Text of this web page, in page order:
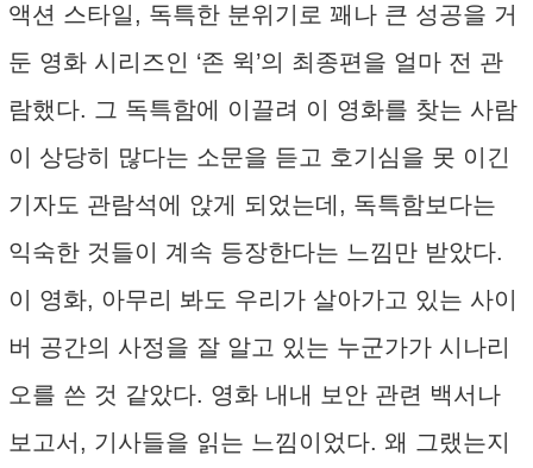
액션 스타일, 독특한 분위기로 꽤나 큰 성공을 거
둔 영화 시리즈인 ‘존 윅’의 최종편을 얼마 전 관
람했다. 그 독특함에 이끌려 이 영화를 찾는 사람
이 상당히 많다는 소문을 듣고 호기심을 못 이긴
기자도 관람석에 앉게 되었는데, 독특함보다는
익숙한 것들이 계속 등장한다는 느낌만 받았다.
이 영화, 아무리 봐도 우리가 살아가고 있는 사이
버 공간의 사정을 잘 알고 있는 누군가가 시나리
오를 쓴 것 같았다. 영화 내내 보안 관련 백서나
보고서, 기사들을 읽는 느낌이었다. 왜 그랬는지